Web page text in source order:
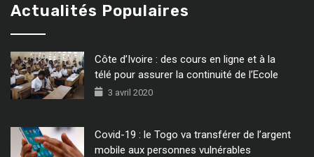
Actualités Populaires
Côte d’Ivoire : des cours en ligne et à la
télé pour assurer la continuité de l’Ecole
3 avril 2020
Covid-19 : le Togo va transférer de l’argent
mobile aux personnes vulnérables